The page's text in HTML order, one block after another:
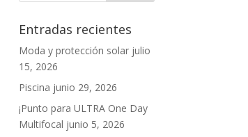
Entradas recientes
Moda y protección solar julio
15, 2026
Piscina junio 29, 2026
¡Punto para ULTRA One Day
Multifocal junio 5, 2026